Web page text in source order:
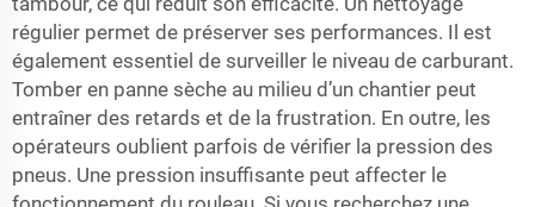
régulier permet de préserver ses performances. Il est
également essentiel de surveiller le niveau de carburant.
Tomber en panne sèche au milieu d’un chantier peut
entraîner des retards et de la frustration. En outre, les
opérateurs oublient parfois de vérifier la pression des
pneus. Une pression insuffisante peut affecter le